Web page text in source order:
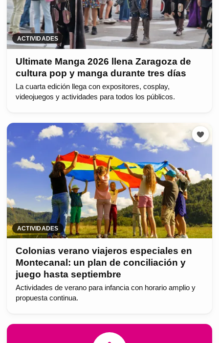
ACTIVIDADES
Ultimate Manga 2026 llena Zaragoza de
cultura pop y manga durante tres días
La cuarta edición llega con expositores, cosplay,
videojuegos y actividades para todos los públicos.
ACTIVIDADES
Colonias verano viajeros especiales en
Montecanal: un plan de conciliación y
juego hasta septiembre
Actividades de verano para infancia con horario amplio y
propuesta continua.